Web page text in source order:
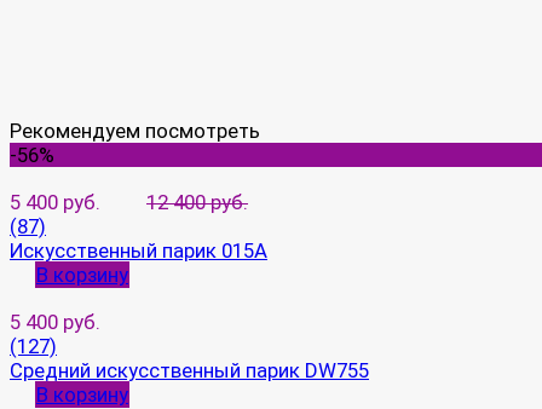
Рекомендуем посмотреть
-56%
5 400 руб.
12 400 руб.
(87)
Искусственный парик 015A
В корзину
5 400 руб.
(127)
Средний искусственный парик DW755
В корзину